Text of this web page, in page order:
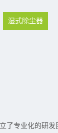
湿式除尘器
了专业化的研发